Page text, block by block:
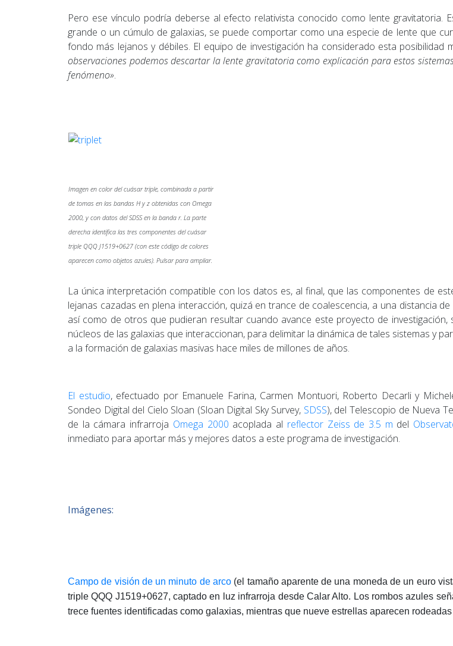
Pero ese vínculo podría deberse al efecto relativista conocido como lente gravitatoria.
grande o un cúmulo de galaxias, se puede comportar como una especie de lente que
fondo más lejanos y débiles. El equipo de investigación ha considerado esta posibilidad
observaciones podemos descartar la lente gravitatoria como explicación para estos
fenómeno».
Imagen en color del cuásar triple, combinada a partir
de tomas en las bandas H y z obtenidas con Omega
2000, y con datos del SDSS en la banda r. La parte
derecha identifica las tres componentes del cuásar
triple QQQ J1519+0627 (con este código de colores
aparecen como objetos azules). Pulsar para ampliar.
La única interpretación compatible con los datos es, al final, que las componentes de
lejanas cazadas en plena interacción, quizá en trance de coalescencia, a una distancia
así como de otros que pudieran resultar cuando avance este proyecto de
núcleos de las galaxias que interaccionan, para delimitar la dinámica de tales sistemas y
a la formación de galaxias masivas hace miles de millones de años.
El estudio, efectuado por Emanuele Farina, Carmen Montuori, Roberto Decarli y
Sondeo Digital del Cielo Sloan (Sloan Digital Sky Survey, SDSS), del Telescopio de Nueva
de la cámara infrarroja Omega 2000 acoplada al reflector Zeiss de 3.5 m del
inmediato para aportar más y mejores datos a este programa de investigación.
Imágenes:
Campo de visión de un minuto de arco (el tamaño aparente de una moneda de un euro
triple QQQ J1519+0627, captado en luz infrarroja desde Calar Alto. Los rombos azules
trece fuentes identificadas como galaxias, mientras que nueve estrellas aparecen